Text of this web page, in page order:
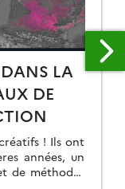
LA
DE
! Ils ont
années, un
de méthodes